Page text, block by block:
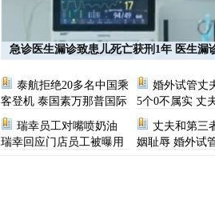
急诊医生漏诊致患儿死亡获刑1年 医生漏
泰航拒绝20多名中国乘
客登机 泰国素万那普国际
机场致歉
婚外试管丈
5个0不属实 丈
胚胎称早已叫停
瑞幸员工对嘴喷奶油
瑞幸回应门店员工被曝用
丈夫和第三
姻耻辱 婚外试